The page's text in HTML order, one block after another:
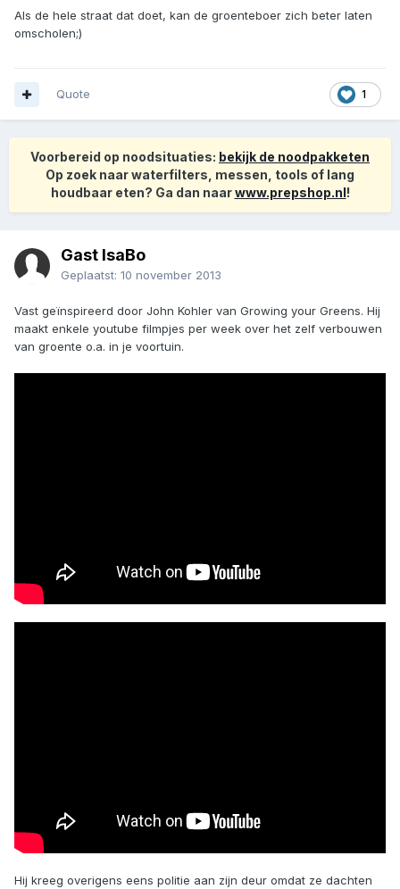
Als de hele straat dat doet, kan de groenteboer zich beter laten
omscholen;)
1
Quote
Voorbereid op noodsituaties: bekijk de noodpakketen
Op zoek naar waterfilters, messen, tools of lang
houdbaar eten? Ga dan naarwww.prepshop.nl!
Gast IsaBo
Geplaatst: 10 november 2013
Vast geïnspireerd door John Kohler van Growing your Greens. Hij
maakt enkele youtube filmpjes per week over het zelf verbouwen
van groente o.a. in je voortuin.
Hij kreeg overigens eens politie aan zijn deur omdat ze dachten